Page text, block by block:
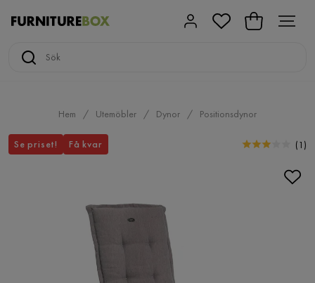
Hem Utemöbler Dynor Positionsdynor
Se priset! Få kvar (1 )